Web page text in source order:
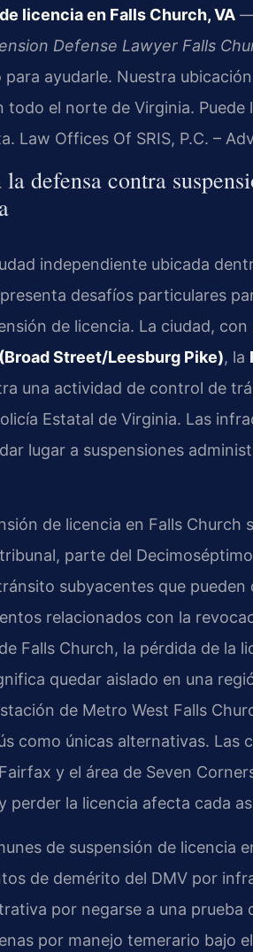
licencia en Falls Church, VA —
Defense Lawyer Falls
para ayudarle. Nuestra
todo el norte de Virginia. Puede
Law Offices Of SRIS, P.C. –
defensa contra
independiente ubicada
desafíos particulares
de licencia. La ciudad,
Street/Leesburg Pike), la
una actividad de control de
Estatal de Virginia. Las
lugar a suspensiones
de licencia en Falls Church
parte del
subyacentes que pueden
relacionados con la
Falls Church, la pérdida de la
quedar aislado en una
de Metro West Falls
como únicas alternativas. Las
y el área de Seven
perder la licencia afecta cada
de suspensión de licencia
de demérito del DMV por
por negarse a una prueba
por manejo temerario bajo el